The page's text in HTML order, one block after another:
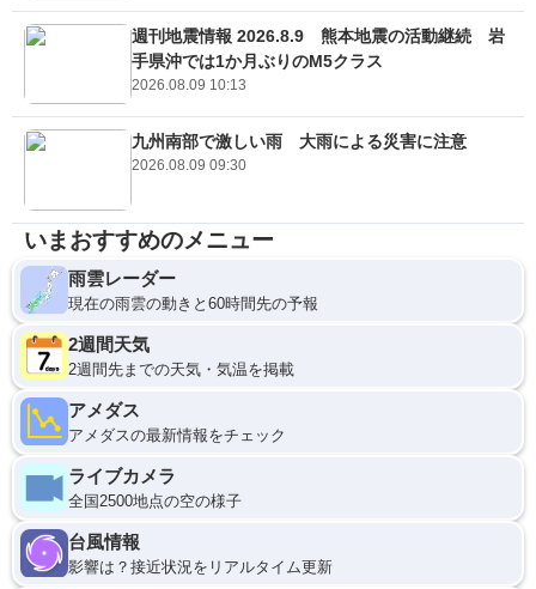
週刊地震情報 2026.8.9 熊本地震の活動継続 岩
手県沖では1か月ぶりのM5クラス
2026.08.09 10:13
九州南部で激しい雨 大雨による災害に注意
2026.08.09 09:30
いまおすすめのメニュー
雨雲レーダー
現在の雨雲の動きと60時間先の予報
2週間天気
2週間先までの天気・気温を掲載
アメダス
アメダスの最新情報をチェック
ライブカメラ
全国2500地点の空の様子
台風情報
影響は？接近状況をリアルタイム更新